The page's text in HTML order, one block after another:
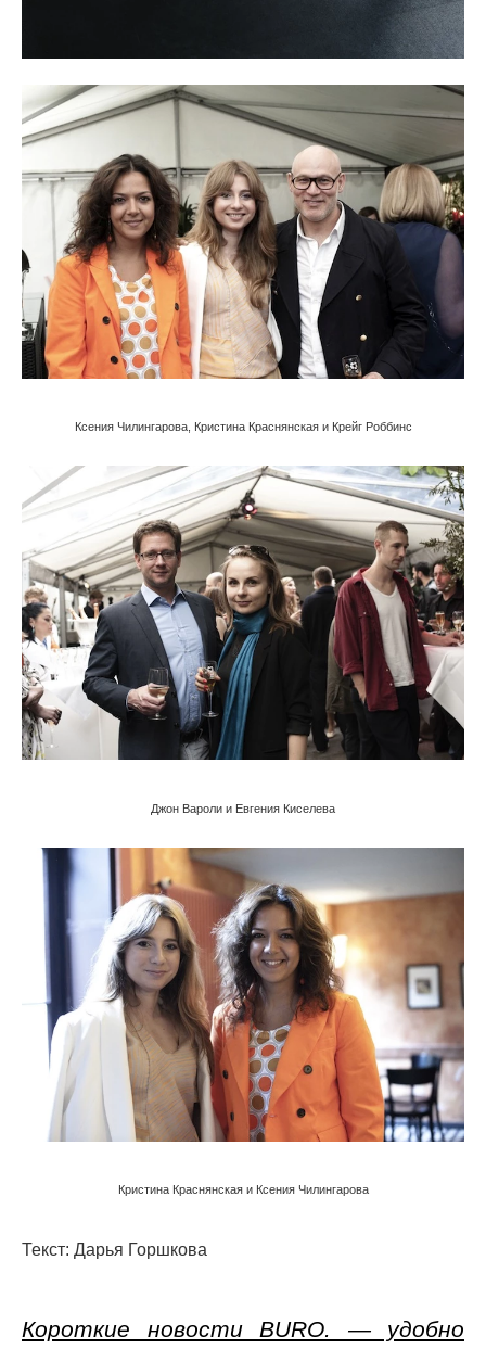
Ксения Чилингарова, Кристина Краснянская и Крейг Роббинс
Джон Вароли и Евгения Киселева
Кристина Краснянская и Ксения Чилингарова
Текст: Дарья Горшкова
Короткие новости BURO. — удобно